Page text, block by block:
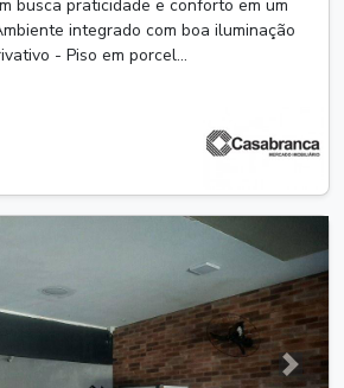
busca praticidade e conforto em um
integrado com boa iluminação
- Piso em porcel...